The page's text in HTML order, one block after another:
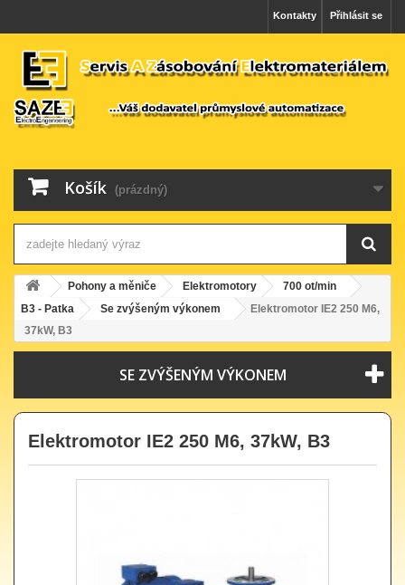
Přihlásit se
Kontakty
Košík (prázdný)
Pohony a měniče Elektromotory
700 ot/min
B3 - Patka
Se zvýšeným výkonem
Elektromotor IE2 250 M6,
37kW, B3
SE ZVÝŠENÝM VÝKONEM
Elektromotor IE2 250 M6, 37kW, B3